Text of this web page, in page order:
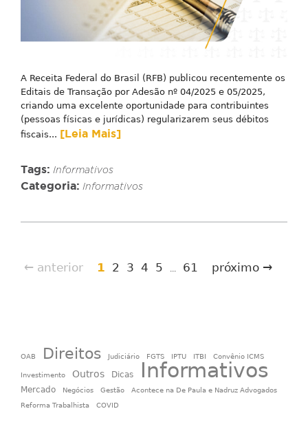
A Receita Federal do Brasil (RFB) publicou recentemente os
Editais de Transação por Adesão nº 04/2025 e 05/2025,
criando uma excelente oportunidade para contribuintes
(pessoas físicas e jurídicas) regularizarem seus débitos
fiscais... [Leia Mais]
Tags: Informativos
Categoria: Informativos
← anterior 1 2 3 4 5 ... 61 próximo →
OAB Direitos Judiciário FGTS IPTU ITBI Convênio ICMS
Investimento Outros Dicas Informativos
Mercado Negócios Gestão
Acontece na De Paula e Nadruz Advogados
Reforma Trabalhista
COVID